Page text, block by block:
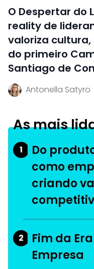
O Despertar do
reality de
valoriza
do primeiro
Santiago de
Antonella Satyro
As mais
1
Do
como
criando
2
Fim da
Empresa